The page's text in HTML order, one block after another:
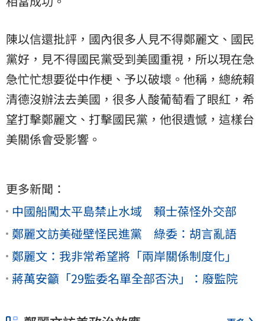
陳以信還批評，國內很多人見不得鄭麗文、國民
黨好，見不得國民黨受到美國重視，所以現在急
急忙忙想要從中作梗、予以破壞。他稱，總統賴
清德沒辦法去美國，很多人酸葡萄看了眼紅，希
望打擊鄭麗文、打擊國民黨，他很遺憾，這樣台
美關係會受影響。
更多新聞：
中國船闖太平島禁止水域 賴士葆怪外交部
鄭麗文訪美碰壁怪民進黨 綠委：胡言亂語
鄭麗文：我非常希望將「兩岸關係制度化」
蔣萬安籲「29監委名單全部否決」：廢監院